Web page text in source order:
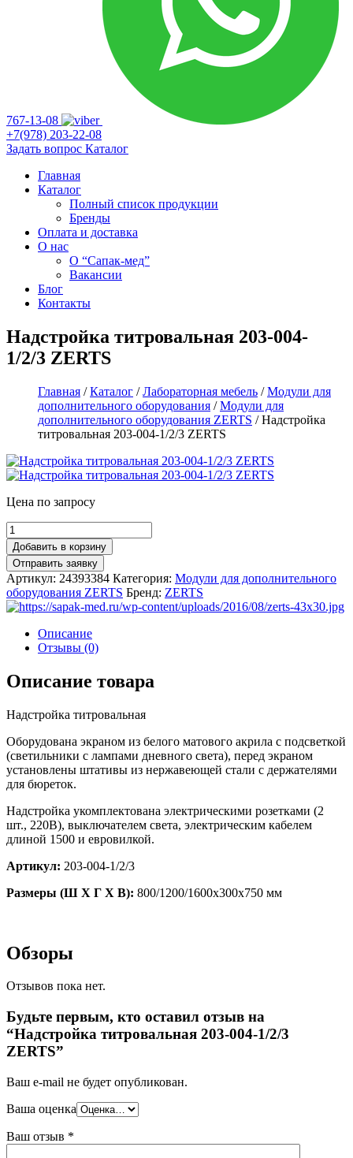
767-13-08
+7(978) 203-22-08
Задать вопрос Каталог
Главная
Каталог
Полный список продукции
Бренды
Оплата и доставка
О нас
О “Сапак-мед”
Вакансии
Блог
Контакты
Надстройка титровальная 203-004-
1/2/3 ZERTS
Главная /Каталог /Лабораторная мебель /Модули для
дополнительного оборудования /Модули для
дополнительного оборудования ZERTS / Надстройка
титровальная 203-004-1/2/3 ZERTS
Цена по запросу
Добавить в корзину
Артикул: 24393384 Категория: Модули для дополнительного
оборудования ZERTS Бренд: ZERTS
Описание
Отзывы (0)
Описание товара
Надстройка титровальная
Оборудована экраном из белого матового акрила с подсветкой
(светильники с лампами дневного света), перед экраном
установлены штативы из нержавеющей стали с держателями
для бюреток.
Надстройка укомплектована электрическими розетками (2
шт., 220В), выключателем света, электрическим кабелем
длиной 1500 и евровилкой.
Артикул: 203-004-1/2/3
Размеры (Ш X Г X В): 800/1200/1600х300х750 мм
Обзоры
Отзывов пока нет.
Будьте первым, кто оставил отзыв на
“Надстройка титровальная 203-004-1/2/3
ZERTS”
Ваш e-mail не будет опубликован.
Ваша оценка
Ваш отзыв *